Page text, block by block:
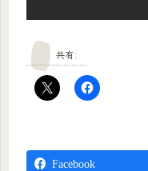
共有:
Facebook